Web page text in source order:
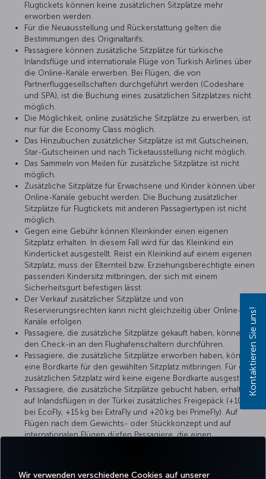
Wir verwenden verschiedene Cookies auf unserer
Flugtickets können keine zusätzlichen Sitzplätze mehr
erworben werden.
Für die Neuausstellung und Rückerstattung gelten die
Bestimmungen des Originaltarifs.
Passagiere können zusätzliche Sitzplätze für türkische
Inlandsflüge und internationale Flüge von Turkish Airlines über
die Online-Kanäle erwerben. Bei Flügen, die von
Partnerfluggesellschaften durchgeführt werden (Codeshare
und SPA), ist die Buchung eines zusätzlichen Sitzplatzes nicht
möglich.
Die Möglichkeit, online zusätzliche Sitzplätze zu erwerben, ist
nur für die Economy Class möglich.
Das Hinzubuchen zusätzlicher Sitzplätze ist mit Gutscheinen,
Star-Gutscheinen und nach Ticketausstellung nicht möglich.
Das Sammeln von Meilen für zusätzliche Sitzplätze ist nicht
möglich.
Zusätzliche Sitzplätze für Erwachsene und Kinder können über
Online-Kanäle gebucht werden. Die Buchung zusätzlicher
Sitzplätze für Flugtickets mit anderen Passagiertypen ist nicht
möglich.
Gegen eine Gebühr können Kleinkinder einen eigenen
Sitzplatz erhalten. In diesem Fall wird für das Kleinkind ein
Kinderticket ausgestellt. Reist ein Kleinkind auf einem eigenen
Sitzplatz, muss der Elternteil bzw. Erziehungsberechtigte einen
passenden Kindersitz mitbringen, der sich mit einem
Sicherheitsgurt befestigen lässt.
Der Verkauf zusätzlicher Sitzplätze und von
Reservierungsrechten kann nicht gleichzeitig über Online-
Kanäle erfolgen.
Passagiere, die zusätzliche Sitzplätze gekauft haben, können
den Check-in an den Flughafenschaltern durchführen.
Passagiere, die zusätzliche Sitzplätze erworben haben, können
eine Bordkarte für den gewählten Sitzplatz mitbringen. Für den
zusätzlichen Sitzplatz wird keine eigene Bordkarte ausgestellt.
Passagiere, die zusätzliche Sitzplätze gebucht haben, erhalten
auf Inlandsflügen in der Türkei zusätzliches Freigepäck (+10 kg
bei EcoFly, +15 kg bei ExtraFly und +20 kg bei PrimeFly). Auf
Flügen nach dem Gewichts- oder Stückkonzept und auf
internationalen Flügen dürfen Passagiere, die einen
Kontaktieren Sie uns!